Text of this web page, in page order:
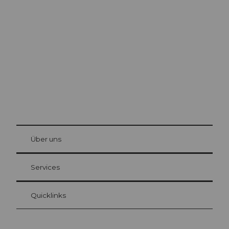
Gästekarte Luzern
Ihre Vorteile als Übernachtungsgast
at Bre
Über uns
Services
Quicklinks